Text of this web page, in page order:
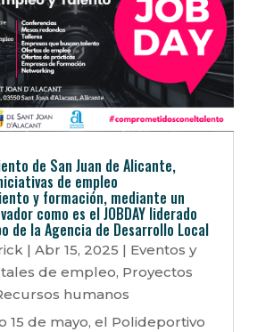
de San Juan de Alicante,
de empleo
y formación, mediante un
como es el JOBDAY liderado
de la Agencia de Desarrollo Local
| Abr 15, 2025 | Eventos y
de empleo, Proyectos
humanos
15 de mayo, el Polideportivo